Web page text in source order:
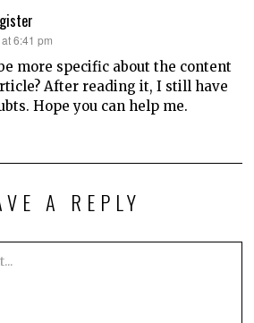
6:41 pm
more specific about the content
After reading it, I still have
Hope you can help me.
A REPLY